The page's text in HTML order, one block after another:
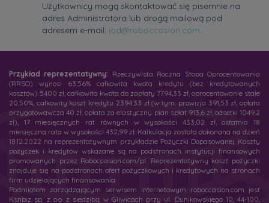
Użytkownicy mogą skontaktować się pisemnie na
adres Administratora lub drogą mailową pod
adresem e-mail: iod@roboccasion.com.
Przykład reprezentatywny: Rzeczywista Roczna Stopa Oprocentowania
(RRSO) wynosi 63,56% całkowita kwota kredytu (bez kredytowanych
kosztów) 5400 zł, całkowita kwota do zapłaty 7794,33 zł, oprocentowanie stałe
20,50%, całkowity koszt kredytu 2394,33 zł (w tym: prowizja 391,53 zł, opłata
przygotowawcza 40 zł, opłata za elastyczny plan spłat 913,6 zł, odsetki 1049,2
zł), 17 miesięcznych rat równych w wysokości 433,02 zł, ostatnia 18
miesięczna rata w wysokości 432,99 zł. Kalkulacja została dokonana na dzień
18.12.2022 na reprezentatywnym przykładzie Pożyczki Dopasowanej. Koszty
pożyczek i kredytów wskazane są na podstronach instytucji finansowych
promowanych przez Roboccasion.com/pl. Reprezentatywny koszt pożyczki
znajduje się na podstronach ofert pożyczkowych i kredytowych na stronach
firm udzielających finansowania.
Podmiotem zarządzającym serwisem internetowym roboccasion.com jest
Ksnbiz sp. z o.o. z siedzibą w Gliwicach przy ul. Dunikowskiego 10, 44-100,